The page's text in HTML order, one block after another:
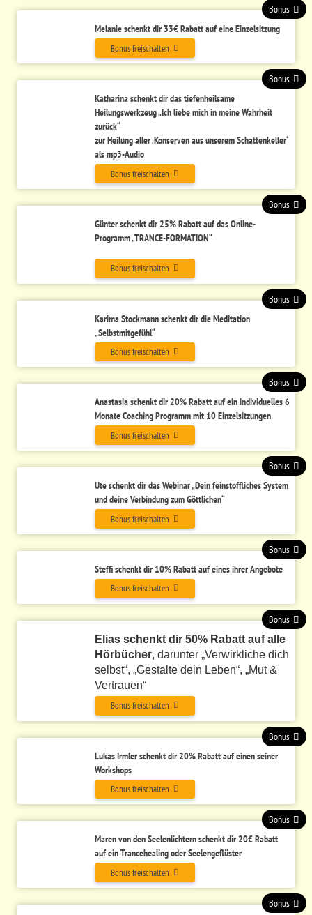
Melanie schenkt dir 33€ Rabatt auf eine Einzelsitzung
Bonus freischalten
Bonus
Katharina schenkt dir das tiefenheilsame
Heilungswerkzeug „Ich liebe mich in meine Wahrheit
zurück“
zur Heilung aller ‚Konserven aus unserem Schattenkeller‘
als mp3-Audio
Bonus freischalten
Bonus
Günter schenkt dir25% Rabatt auf das Online-
Programm „TRANCE-FORMATION”
Bonus freischalten
Bonus
Karima Stockmann schenkt dir die Meditation
„Selbstmitgefühl“
Bonus freischalten
Bonus
Anastasia schenkt dir 20% Rabatt auf ein individuelles 6
Monate Coaching Programm mit 10 Einzelsitzungen
Bonus freischalten
Bonus
Ute schenkt dir das Webinar „Dein feinstoffliches System
und deine Verbindung zum Göttlichen“
Bonus freischalten
Bonus
Steffi schenkt dir 10% Rabatt auf eines ihrer Angebote
Bonus freischalten
Bonus
Elias schenkt dir 50% Rabatt auf alle
Hörbücher, darunter „Verwirkliche dich
selbst“, „Gestalte dein Leben“, „Mut &
Vertrauen“
Bonus freischalten
Bonus
Lukas Irmler schenkt dir 20% Rabatt auf einen seiner
Workshops
Bonus freischalten
Bonus
Maren von den Seelenlichtern schenkt dir 20€ Rabatt
auf einTrancehealing oder Seelengeflüster
Bonus freischalten
Bonus
Bonus